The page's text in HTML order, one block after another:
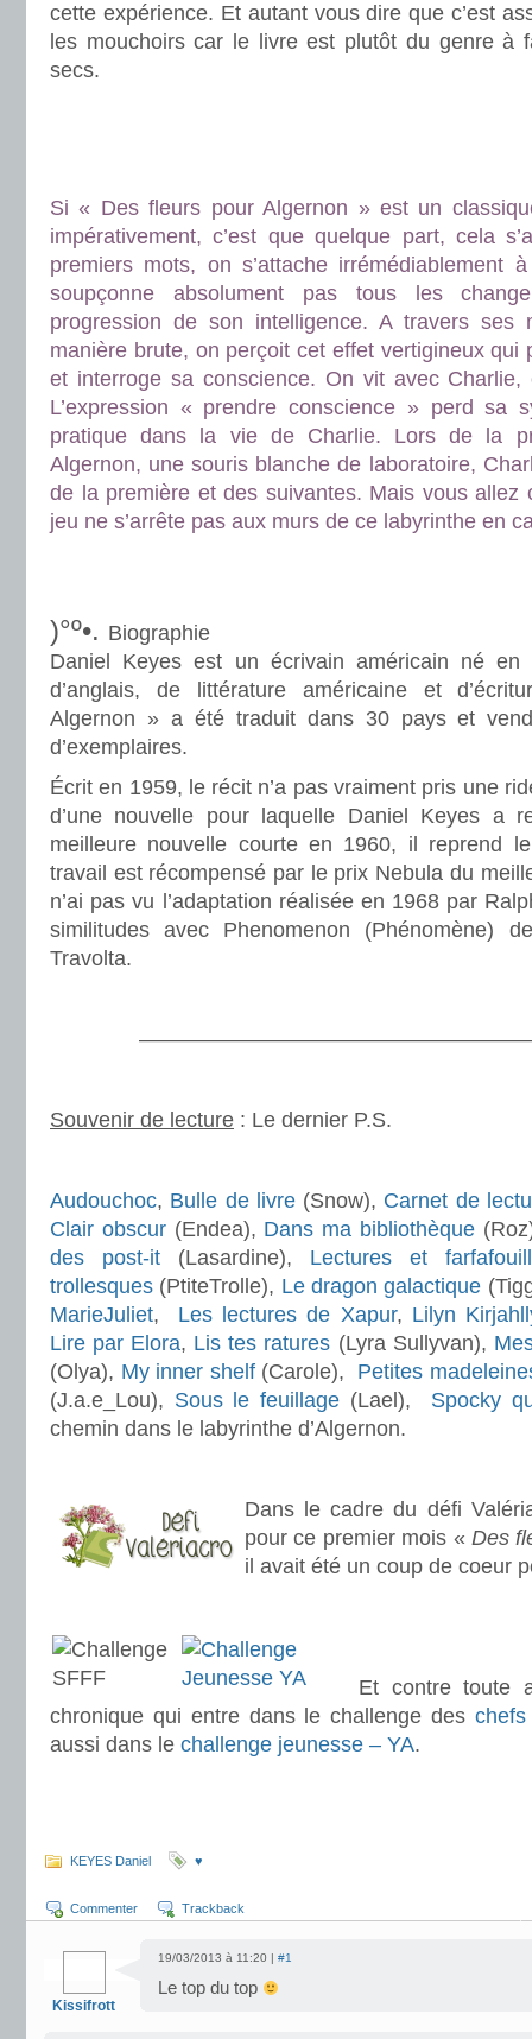
cette expérience. Et autant vous dire que c’est
les mouchoirs car le livre est plutôt du genre à
secs.
Si « Des fleurs pour Algernon » est un
impérativement, c’est que quelque part, cela
premiers mots, on s’attache irrémédiablement
soupçonne absolument pas tous les
progression de son intelligence. A travers ses
manière brute, on perçoit cet effet vertigineux
et interroge sa conscience. On vit avec
L’expression « prendre conscience » perd sa
pratique dans la vie de Charlie. Lors de la
Algernon, une souris blanche de laboratoire,
de la première et des suivantes. Mais vous allez
jeu ne s’arrête pas aux murs de ce labyrinthe en
)°º•. Biographie
Daniel Keyes est un écrivain américain né
d’anglais, de littérature américaine et
Algernon » a été traduit dans 30 pays et
d’exemplaires.
Écrit en 1959, le récit n’a pas vraiment pris une
d’une nouvelle pour laquelle Daniel Keyes a
meilleure nouvelle courte en 1960, il reprend
travail est récompensé par le prix Nebula du
n’ai pas vu l’adaptation réalisée en 1968 par
similitudes avec Phenomenon (Phénomène)
Travolta.
Souvenir de lecture : Le dernier P.S.
Audouchoc, Bulle de livre(Snow), Carnet de
Clair obscur(Endea), Dans ma bibliothèque
des post-it (Lasardine), Lectures et
trollesques (PtiteTrolle), Le dragon galactique
MarieJuliet, Les lectures de Xapur, Lilyn
Lire par Elora, Lis tes ratures (Lyra Sullyvan),
(Olya), My inner shelf(Carole), Petites
(J.a.e_Lou), Sous le feuillage (Lael), Spocky
chemin dans le labyrinthe d’Algernon.
Dans le cadre du défi
pour ce premier mois « Des
il avait été un coup de coeur
Et contre toute
chronique qui entre dans le challenge des
aussi dans le challenge jeunesse – YA.
KEYES Daniel ♥
Commenter Trackback
Kissifrott
19/03/2013 à 11:20 | #1
Le top du top